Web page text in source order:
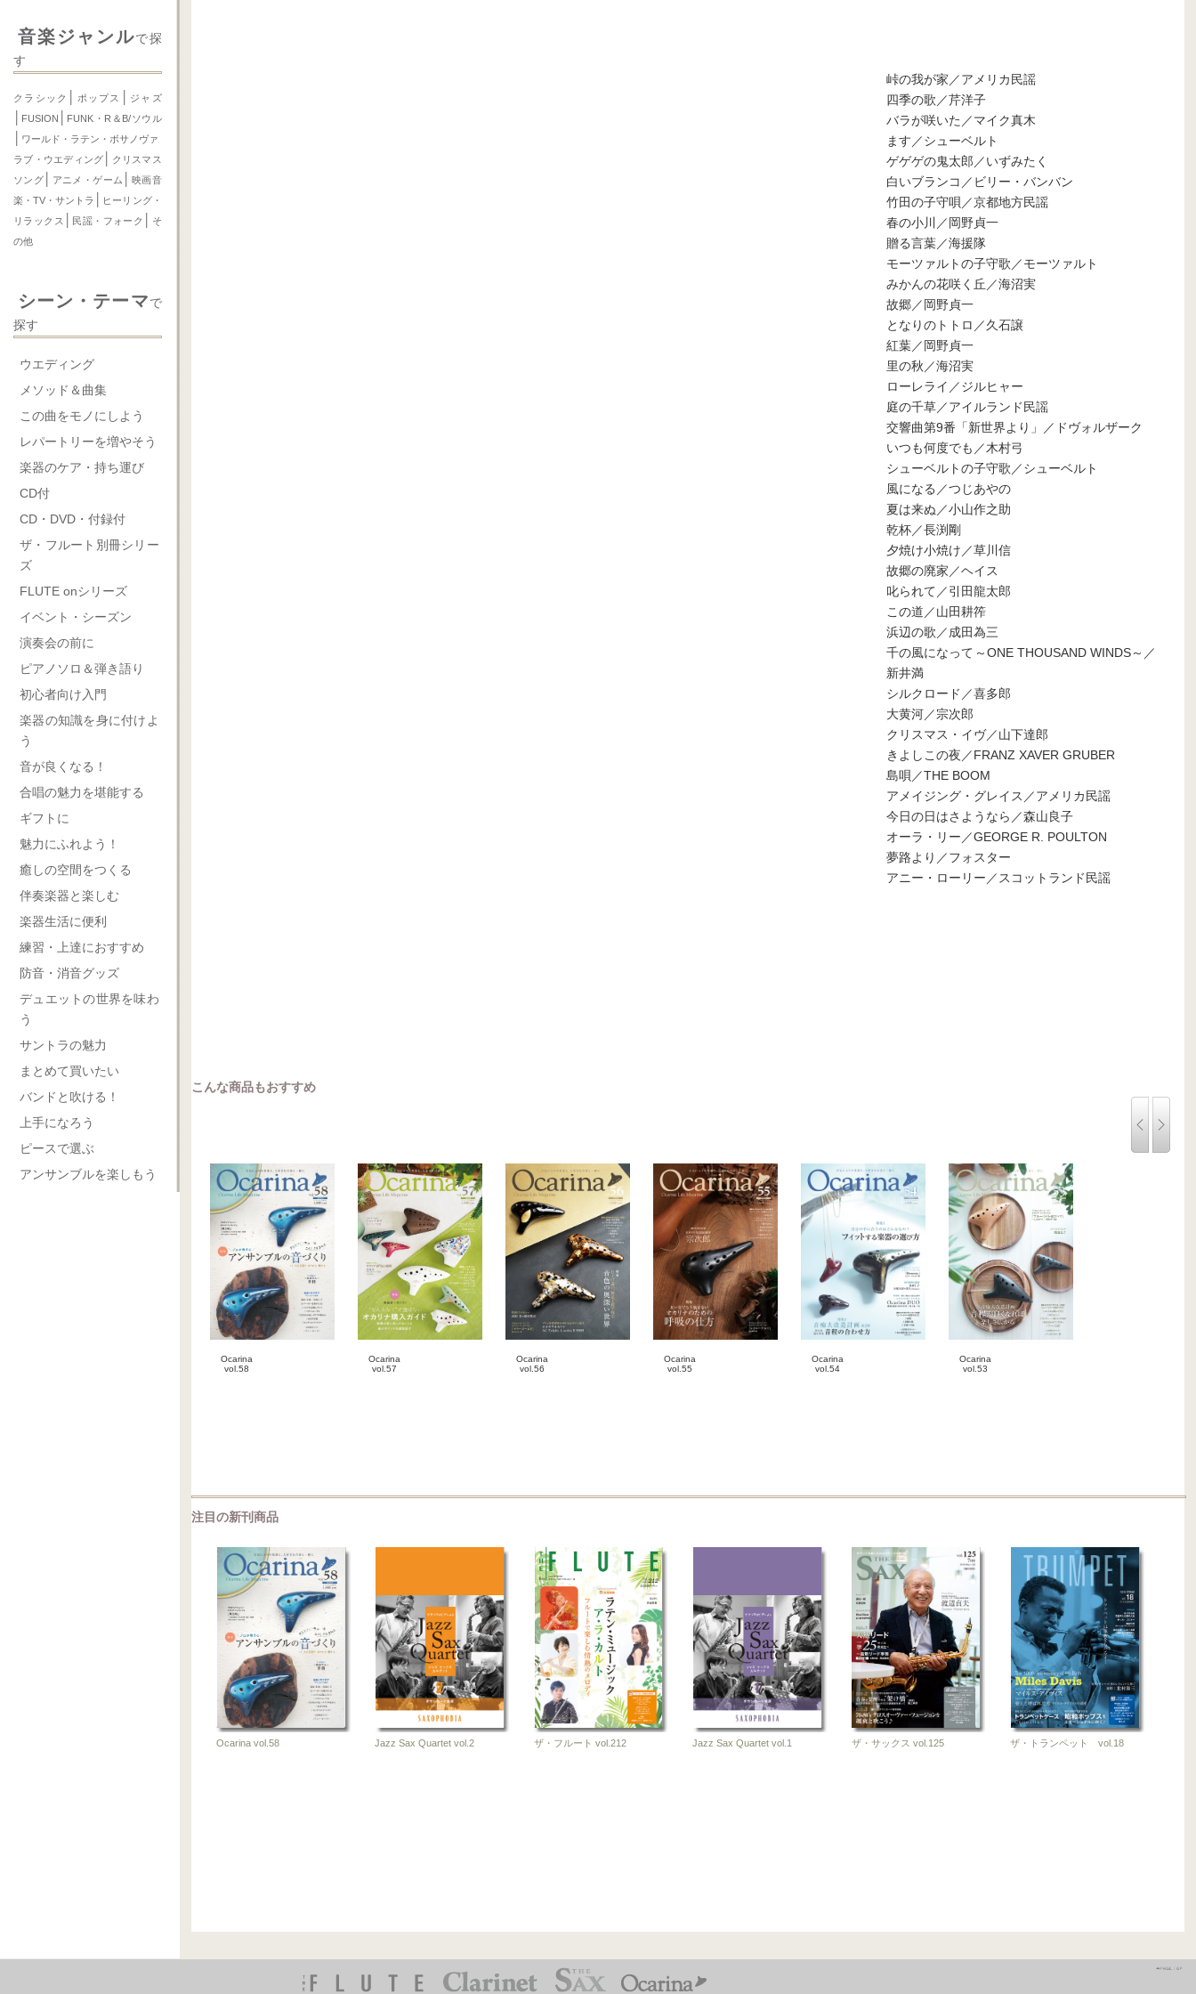
音楽ジャンルで探
す
クラシック ポップス ジャズ
FUSION FUNK・R＆B/ソウル
ワールド・ラテン・ボサノヴァ
ラブ・ウエディング
クリスマス
ソング
アニメ・ゲーム
映画音
楽・TV・サントラ
ヒーリング・
リラックス
民謡・フォーク
そ
の他
シーン・テーマで
探す
ウエディング
メソッド＆曲集
この曲をモノにしよう
レパートリーを増やそう
楽器のケア・持ち運び
CD付
CD・DVD・付録付
ザ・フルート別冊シリー
ズ
FLUTE onシリーズ
イベント・シーズン
演奏会の前に
ピアノソロ＆弾き語り
初心者向け入門
楽器の知識を身に付けよ
う
音が良くなる！
合唱の魅力を堪能する
ギフトに
魅力にふれよう！
癒しの空間をつくる
伴奏楽器と楽しむ
楽器生活に便利
練習・上達におすすめ
防音・消音グッズ
デュエットの世界を味わ
う
サントラの魅力
まとめて買いたい
バンドと吹ける！
上手になろう
ピースで選ぶ
アンサンブルを楽しもう
峠の我が家／アメリカ民謡
四季の歌／芹洋子
バラが咲いた／マイク真木
ます／シューベルト
ゲゲゲの鬼太郎／いずみたく
白いブランコ／ビリー・バンバン
竹田の子守唄／京都地方民謡
春の小川／岡野貞一
贈る言葉／海援隊
モーツァルトの子守歌／モーツァルト
みかんの花咲く丘／海沼実
故郷／岡野貞一
となりのトトロ／久石譲
紅葉／岡野貞一
里の秋／海沼実
ローレライ／ジルヒャー
庭の千草／アイルランド民謡
交響曲第9番「新世界より」／ドヴォルザーク
いつも何度でも／木村弓
シューベルトの子守歌／シューベルト
風になる／つじあやの
夏は来ぬ／小山作之助
乾杯／長渕剛
夕焼け小焼け／草川信
故郷の廃家／ヘイス
叱られて／引田龍太郎
この道／山田耕筰
浜辺の歌／成田為三
千の風になって～ONE THOUSAND WINDS～／
新井満
シルクロード／喜多郎
大黄河／宗次郎
クリスマス・イヴ／山下達郎
きよしこの夜／FRANZ XAVER GRUBER
島唄／THE BOOM
アメイジング・グレイス／アメリカ民謡
今日の日はさようなら／森山良子
オーラ・リー／GEORGE R. POULTON
夢路より／フォスター
アニー・ローリー／スコットランド民謡
こんな商品もおすすめ
Ocarina
vol.58
Ocarina
vol.57
Ocarina
vol.56
Ocarina
vol.55
Ocarina
vol.54
Ocarina
vol.53
Ocarina
vol.52
雑誌
Ocarina
vol.51
2024-11-20
雑誌
注目の新刊商品
Ocarina vol.58 Jazz Sax Quartet vol.2 ザ・フルート vol.212 Jazz Sax Quartet vol.1 ザ・サックス vol.125 ザ・トランペット vol.18